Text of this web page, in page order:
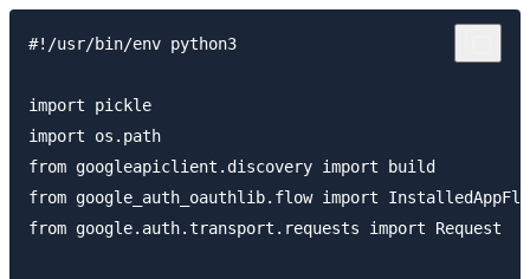
#!/usr/bin/env python3
import pickle
import os.path
from googleapiclient.discovery import build
from google_auth_oauthlib.flow import
from google.auth.transport.requests import Request